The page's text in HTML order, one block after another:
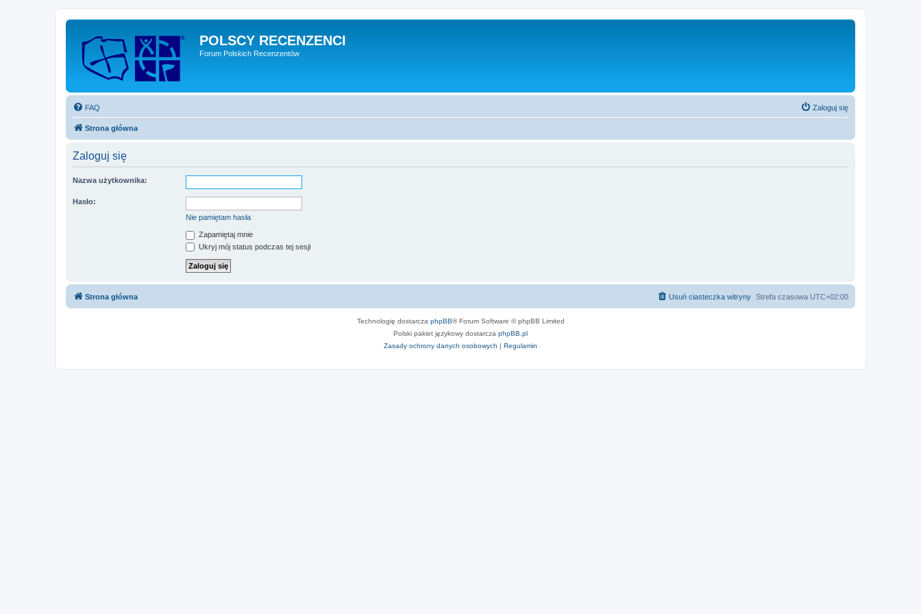
POLSCY RECENZENCI
Forum Polskich Recenzentów
FAQ Zaloguj się
Strona główna
Zaloguj się
Nazwa użytkownika:
Hasło:
Nie pamiętam hasła
Zapamiętaj mnie
Ukryj mój status podczas tej sesji
Strona główna Strefa czasowa UTC+02:00
Usuń ciasteczka witryny
Technologię dostarcza phpBB® Forum Software © phpBB Limited
Polski pakiet językowy dostarcza phpBB.pl
Zasady ochrony danych osobowych | Regulamin